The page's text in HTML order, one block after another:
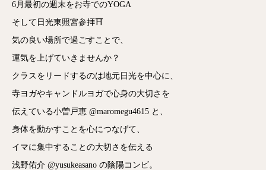
6月最初の週末をお寺でのYOGA
そして日光東照宮参拝⛩️
気の良い場所で過ごすことで、
運気を上げていきませんか？
クラスをリードするのは地元日光を中心に、
寺ヨガやキャンドルヨガで心身の大切さを
伝えている小曽戸恵 @maromegu4615 と、
身体を動かすことを心につなげて、
イマに集中することの大切さを伝える
浅野佑介 @yusukeasano の陰陽コンビ。